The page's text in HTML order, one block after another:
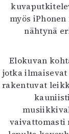
myös
nähtynä
Elokuvan
jotka
rakentuvat
vaivattomasti